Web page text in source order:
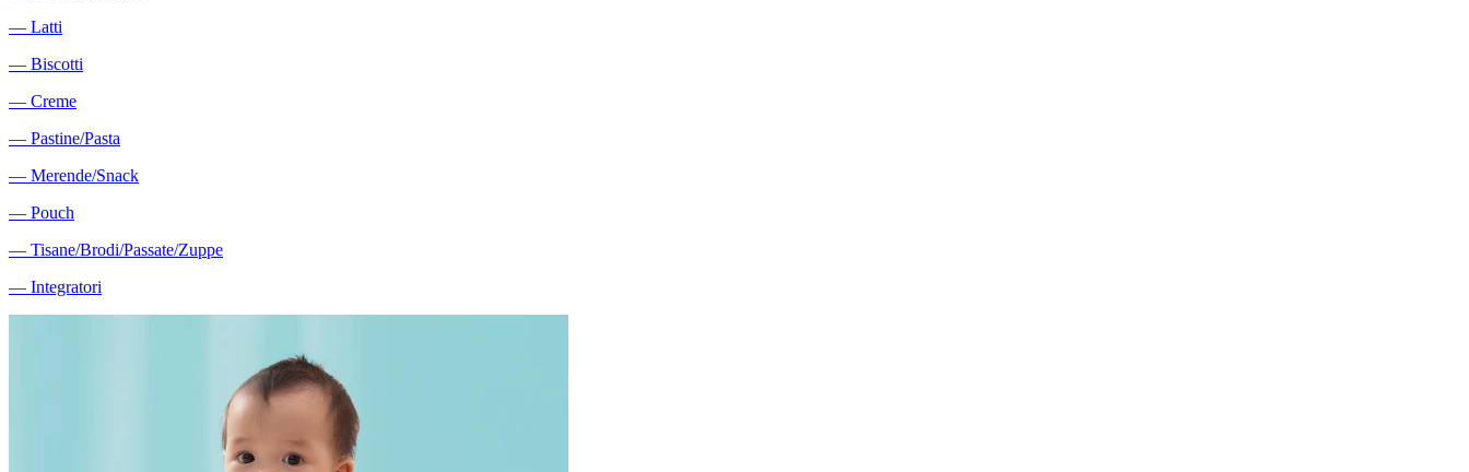
― Latti
― Biscotti
― Creme
― Pastine/Pasta
― Merende/Snack
― Pouch
― Tisane/Brodi/Passate/Zuppe
― Integratori